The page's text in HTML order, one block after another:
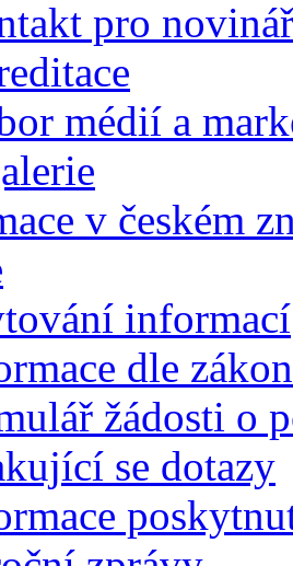
pro
médií a
v českém
informací
dle
žádosti o
se dotazy